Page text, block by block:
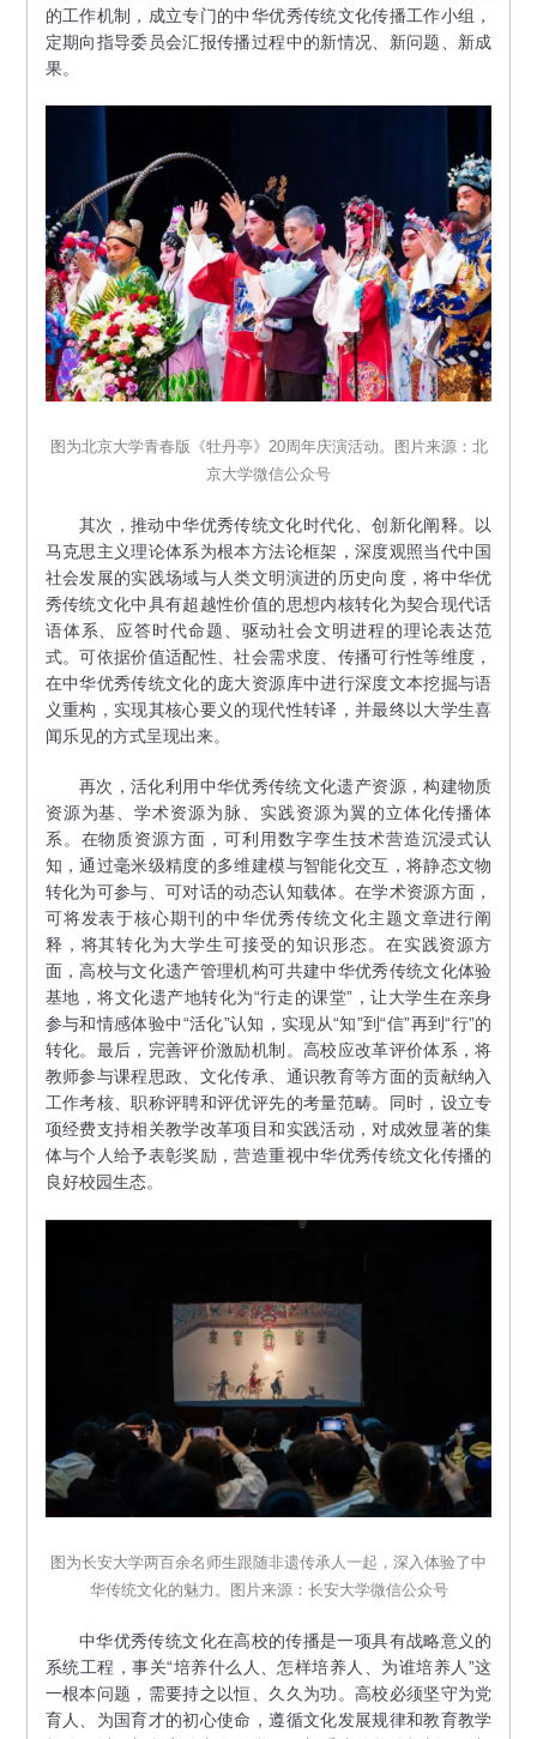
的工作机制，成立专门的中华优秀传统文化传播工作小组，
定期向指导委员会汇报传播过程中的新情况、新问题、新成
果。
图为北京大学青春版《牡丹亭》20周年庆演活动。图片来源：北
京大学微信公众号
其次，推动中华优秀传统文化时代化、创新化阐释。以
马克思主义理论体系为根本方法论框架，深度观照当代中国
社会发展的实践场域与人类文明演进的历史向度，将中华优
秀传统文化中具有超越性价值的思想内核转化为契合现代话
语体系、应答时代命题、驱动社会文明进程的理论表达范
式。可依据价值适配性、社会需求度、传播可行性等维度，
在中华优秀传统文化的庞大资源库中进行深度文本挖掘与语
义重构，实现其核心要义的现代性转译，并最终以大学生喜
闻乐见的方式呈现出来。
再次，活化利用中华优秀传统文化遗产资源，构建物质
资源为基、学术资源为脉、实践资源为翼的立体化传播体
系。在物质资源方面，可利用数字孪生技术营造沉浸式认
知，通过毫米级精度的多维建模与智能化交互，将静态文物
转化为可参与、可对话的动态认知载体。在学术资源方面，
可将发表于核心期刊的中华优秀传统文化主题文章进行阐
释，将其转化为大学生可接受的知识形态。在实践资源方
面，高校与文化遗产管理机构可共建中华优秀传统文化体验
基地，将文化遗产地转化为“行走的课堂”，让大学生在亲身
参与和情感体验中“活化”认知，实现从“知”到“信”再到“行”的
转化。最后，完善评价激励机制。高校应改革评价体系，将
教师参与课程思政、文化传承、通识教育等方面的贡献纳入
工作考核、职称评聘和评优评先的考量范畴。同时，设立专
项经费支持相关教学改革项目和实践活动，对成效显著的集
体与个人给予表彰奖励，营造重视中华优秀传统文化传播的
良好校园生态。
图为长安大学两百余名师生跟随非遗传承人一起，深入体验了中
华传统文化的魅力。图片来源：长安大学微信公众号
中华优秀传统文化在高校的传播是一项具有战略意义的
系统工程，事关“培养什么人、怎样培养人、为谁培养人”这
一根本问题，需要持之以恒、久久为功。高校必须坚守为党
育人、为国育才的初心使命，遵循文化发展规律和教育教学